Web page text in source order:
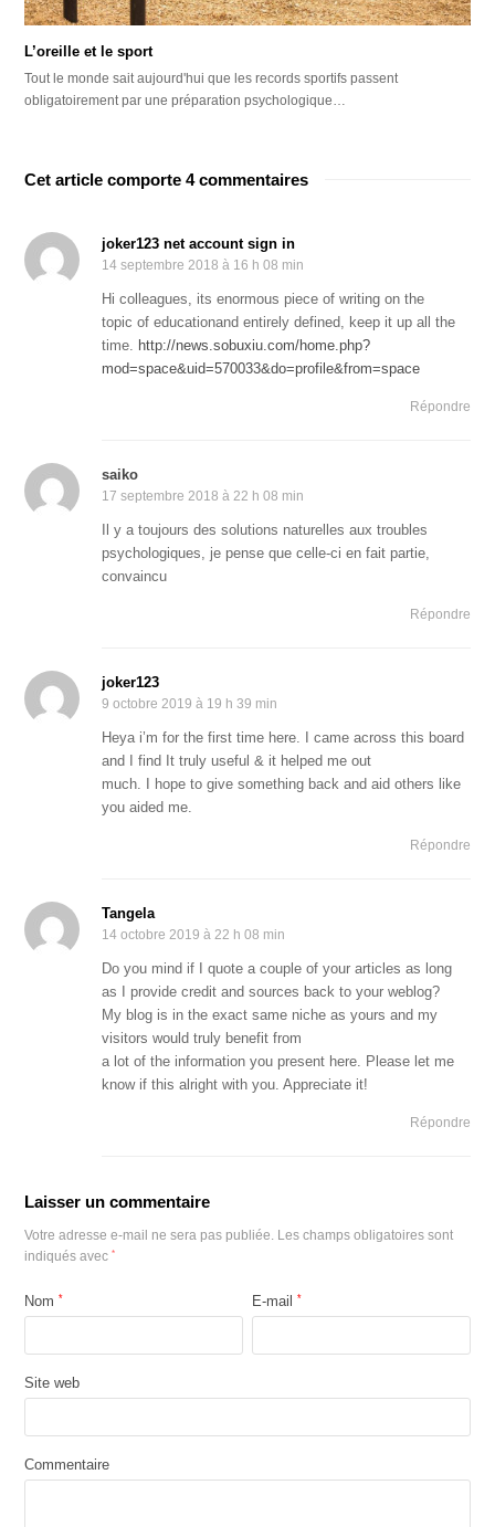
L’oreille et le sport
Tout le monde sait aujourd'hui que les records sportifs passent
obligatoirement par une préparation psychologique…
Cet article comporte 4 commentaires
joker123 net account sign in
14 septembre 2018 à 16 h 08 min
Hi colleagues, its enormous piece of writing on the
topic of educationand entirely defined, keep it up all the
time.
http://news.sobuxiu.com/home.php?
mod=space&uid=570033&do=profile&from=space
Répondre
saiko
17 septembre 2018 à 22 h 08 min
Il y a toujours des solutions naturelles aux troubles
psychologiques, je pense que celle-ci en fait partie,
convaincu
Répondre
joker123
9 octobre 2019 à 19 h 39 min
Heya i’m for the first time here. I came across this board
and I find It truly useful & it helped me out
much. I hope to give something back and aid others like
you aided me.
Répondre
Tangela
14 octobre 2019 à 22 h 08 min
Do you mind if I quote a couple of your articles as long
as I provide credit and sources back to your weblog?
My blog is in the exact same niche as yours and my
visitors would truly benefit from
a lot of the information you present here. Please let me
know if this alright with you. Appreciate it!
Répondre
Laisser un commentaire
Votre adresse e-mail ne sera pas publiée. Les champs obligatoires sont
indiqués avec*
Nom* E-mail*
Site web
Commentaire